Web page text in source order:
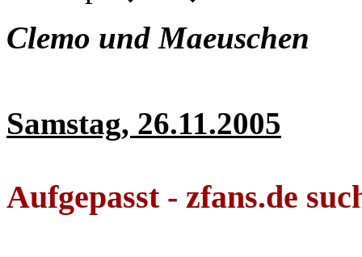
Clemo und Maeuschen
Samstag, 26.11.2005
Aufgepasst - zfans.de